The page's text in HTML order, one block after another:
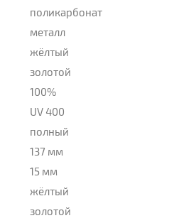
поликарбонат
металл
жёлтый
золотой
100%
UV 400
полный
137 мм
15 мм
жёлтый
золотой